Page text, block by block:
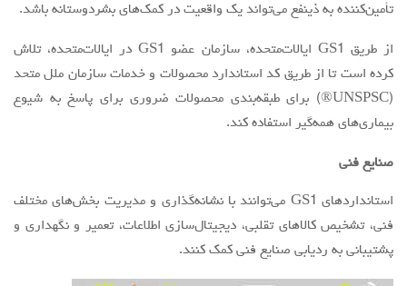
تأمین‌کننده به ذینفع می‌تواند یک واقعیت در کمک‌های بشردوستانه باشد.
از طریق GS1 ایالات‌متحده، سازمان عضو GS1 در ایالات‌متحده، تلاش
کرده است تا از طریق کد استاندارد محصولات و خدمات سازمان ملل متحد
(UNSPSC®) برای طبقه‌بندی محصولات ضروری برای پاسخ به شیوع
بیماری‌های همه‌گیر استفاده کند.
صنایع فنی
استانداردهای GS1 می‌توانند با نشانه‌گذاری و مدیریت بخش‌های مختلف
فنی، تشخیص کالاهای تقلبی، دیجیتال‌سازی اطلاعات، تعمیر و نگهداری و
پشتیبانی به ردیابی صنایع فنی کمک کنند.